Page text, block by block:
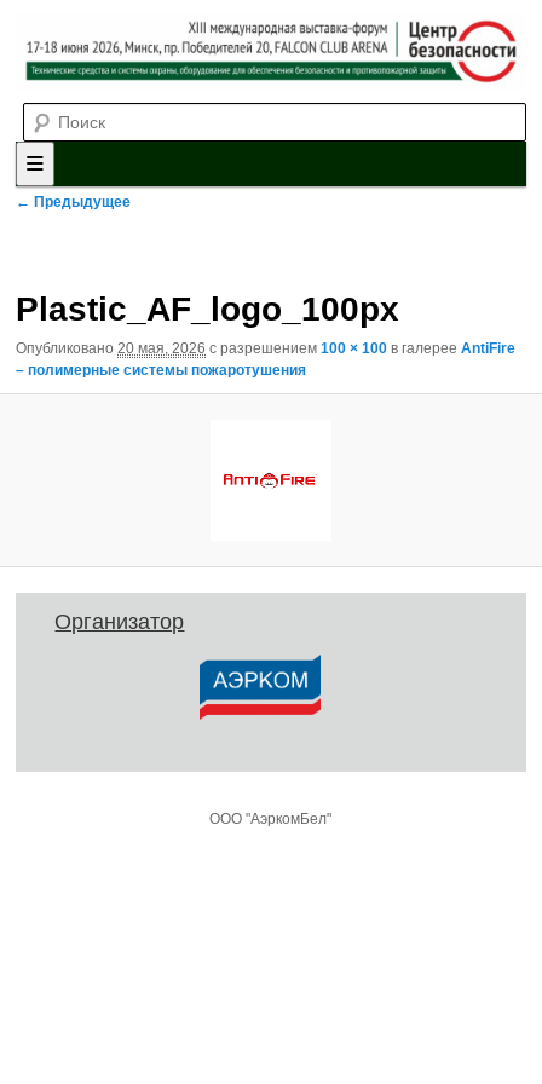
XII международная выставка-
форум «Центр безопасности»
систем охраны, оборудования для обеспечения безопасности и
противопожарной защиты. 4-5 июня 2025, Минск, пр. Победителей,
20
Главное меню
Перейти к основному содержимому
Перейти к дополнительному содержимому
Навигация по изображениям
← Предыдущее
Plastic_AF_logo_100px
Опубликовано 20 мая, 2026 с разрешением 100 × 100 в галерее AntiFire
– полимерные системы пожаротушения
Организатор
ООО "АэркомБел"